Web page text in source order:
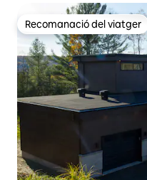
Recomanació del viatger
Recomanació del viatger